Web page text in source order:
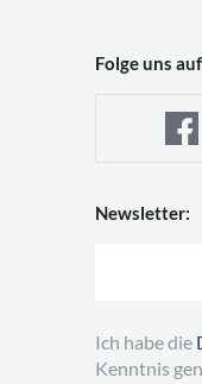
Folge uns
Newsletter:
Ich habe die
Kenntnis